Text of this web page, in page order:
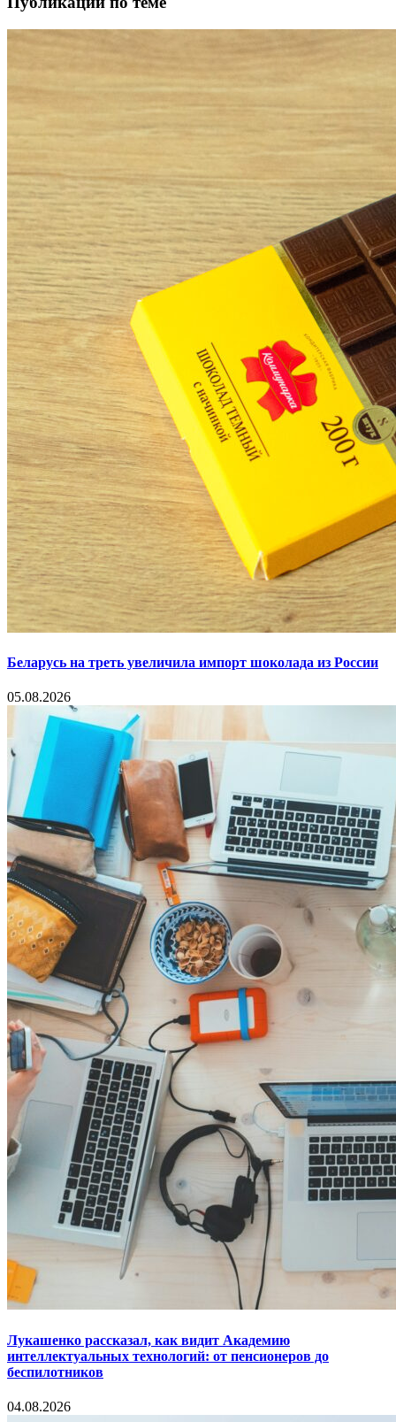
Беларусь на треть увеличила импорт шоколада из России
05.08.2026
Лукашенко рассказал, как видит Академию
интеллектуальных технологий: от пенсионеров до
беспилотников
04.08.2026